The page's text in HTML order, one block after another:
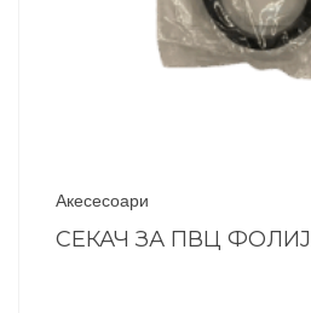
Акесесоари
СЕКАЧ ЗА ПВЦ